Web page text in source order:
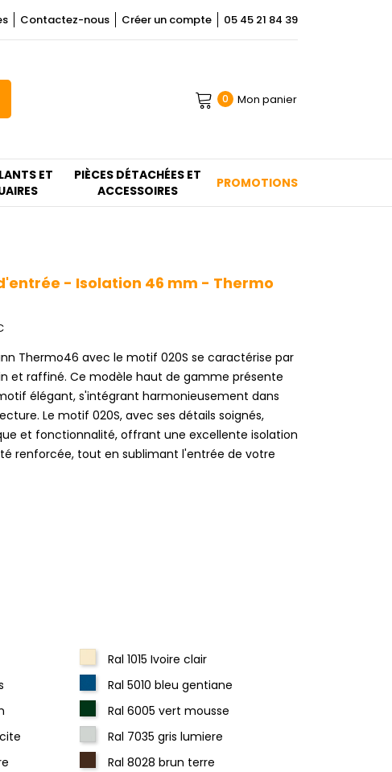
Contactez-nous Créer un compte 05 45 21 84 39
0 Mon panier
ET
PIÈCES DÉTACHÉES ET
ACCESSOIRES
PROMOTIONS
- Isolation 46 mm - Thermo
Thermo46 avec le motif 020S se caractérise par
et raffiné. Ce modèle haut de gamme présente
élégant, s'intégrant harmonieusement dans
Le motif 020S, avec ses détails soignés,
et fonctionnalité, offrant une excellente isolation
renforcée, tout en sublimant l'entrée de votre
Ral 1015 Ivoire clair
Ral 5010 bleu gentiane
Ral 6005 vert mousse
Ral 7035 gris lumiere
Ral 8028 brun terre